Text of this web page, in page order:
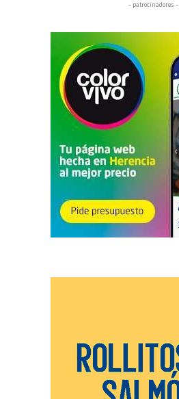
– patrocinadores –